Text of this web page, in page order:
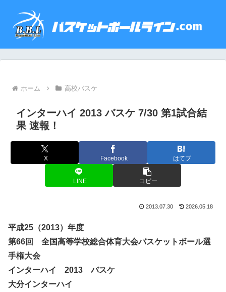
ホーム 高校バスケ
インターハイ 2013 バスケ 7/30 第1試合結
果 速報！
X Facebook はてブ
LINE コピー
2013.07.30 2026.05.18
平成25（2013）年度
第66回 全国高等学校総合体育大会バスケットボール選
手権大会
インターハイ 2013 バスケ
大分インターハイ